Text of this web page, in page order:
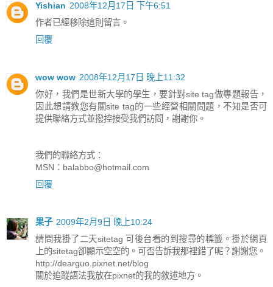
Yishian 2008年12月17日 下午6:51
作者已經移除這則留言。
回覆
wow wow 2008年12月17日 晚上11:32
你好，我們是世新大學的學生，要針對site tag做專題報告，
因此想請教您有關site tag的一些經營相關問題，不知是否可
提供聯絡方式並撥控接受我們訪問，謝謝你。
我們的聯絡方式：
MSN： balabbo@hotmail.com
回覆
果子 2009年2月9日 晚上10:24
請問我掛了二天sitetag 可後台看的到搜尋的標籤。掛於網頁
上的sitetag卻顯示空空的。可否告訴我那裡錯了呢？謝謝您。
http://dearguo.pixnet.net/blog
關於追蹤語法我放在pixnet的我的敘述地方。